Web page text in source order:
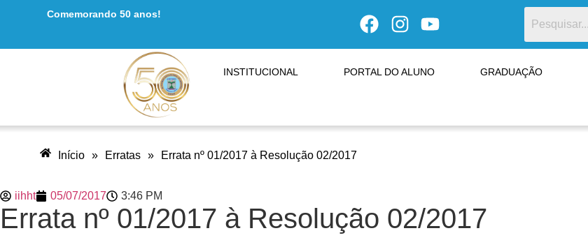
Comemorando 50 anos!
INSTITUCIONAL PORTAL DO ALUNO GRADUAÇÃO
Início » Erratas » Errata nº 01/2017 à Resolução 02/2017
iihht 05/07/2017 3:46 PM
Errata nº 01/2017 à Resolução 02/2017